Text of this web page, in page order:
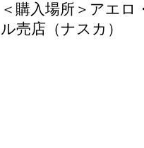
＜購入場所＞アエロ
ル売店（ナスカ）